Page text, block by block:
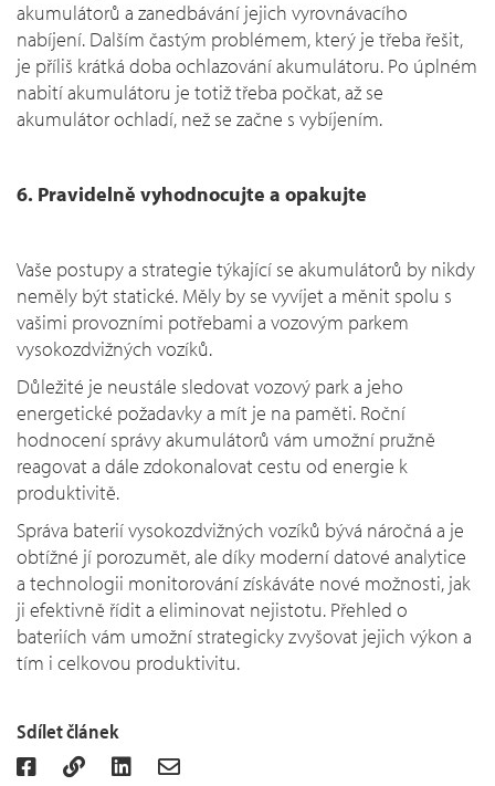
akumulátorů a zanedbávání jejich vyrovnávacího
nabíjení. Dalším častým problémem, který je třeba řešit,
je příliš krátká doba ochlazování akumulátoru. Po úplném
nabití akumulátoru je totiž třeba počkat, až se
akumulátor ochladí, než se začne s vybíjením.
6. Pravidelně vyhodnocujte a opakujte
Vaše postupy a strategie týkající se akumulátorů by nikdy
neměly být statické. Měly by se vyvíjet a měnit spolu s
vašimi provozními potřebami a vozovým parkem
vysokozdvižných vozíků.
Důležité je neustále sledovat vozový park a jeho
energetické požadavky a mít je na paměti. Roční
hodnocení správy akumulátorů vám umožní pružně
reagovat a dále zdokonalovat cestu od energie k
produktivitě.
Správa baterií vysokozdvižných vozíků bývá náročná a je
obtížné jí porozumět, ale díky moderní datové analytice
a technologii monitorování získáváte nové možnosti, jak
ji efektivně řídit a eliminovat nejistotu. Přehled o
bateriích vám umožní strategicky zvyšovat jejich výkon a
tím i celkovou produktivitu.
Sdílet článek